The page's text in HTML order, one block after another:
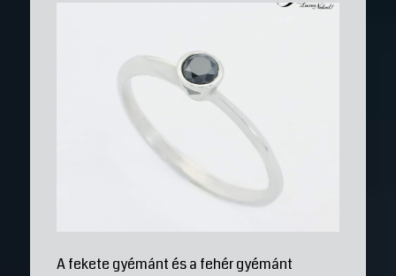
A fekete gyémánt és a fehér gyémánt